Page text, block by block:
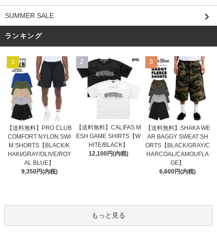
SUMMER SALE
ランキング
1
【送料無料】PRO CLUB
COMFORT NYLON SWI
M SHORTS【BLACK/K
HAKI/GRAY/OLIVE/ROY
AL BLUE】
9,350円(内税)
2
【送料無料】CALIFAS M
ESH GAME SHIRTS【W
HITE/BLACK】
12,100円(内税)
3
【送料無料】SHAKA WE
AR BAGGY SWEAT SH
ORTS【BLACK/GRAY/C
HARCOAL/CAMOUFLA
GE】
6,600円(内税)
もっと見る